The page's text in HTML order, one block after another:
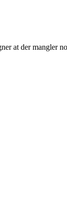
at der mangler